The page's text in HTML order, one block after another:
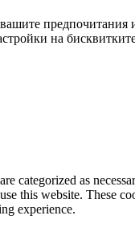
на
as
this website. These
experience.